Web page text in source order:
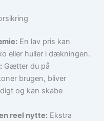
En lav pris kan
eller huller i dækningen.
Gætter du på
brugen, bliver
og kan skabe
reel nytte: Ekstra